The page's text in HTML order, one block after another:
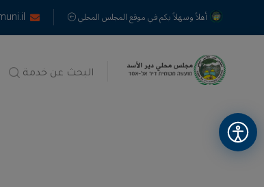
أهلاً وسهلاً بكم في موقع المجلس المحلي
البحث عن خدمة